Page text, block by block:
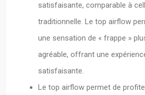
satisfaisante, comparable à
traditionnelle. Le top airflow
une sensation de « frappe »
agréable, offrant une
satisfaisante.
Le top airflow permet de